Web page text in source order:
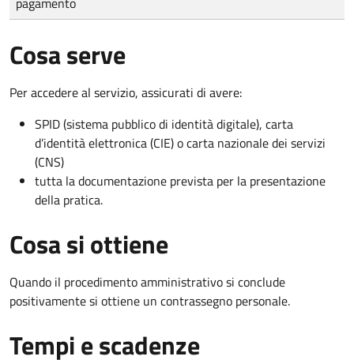
Cosa serve
Per accedere al servizio, assicurati di avere:
SPID (sistema pubblico di identità digitale), carta
d’identità elettronica (CIE) o carta nazionale dei servizi
(CNS)
tutta la documentazione prevista per la presentazione
della pratica.
Cosa si ottiene
Quando il procedimento amministrativo si conclude
positivamente si ottiene un contrassegno personale.
Tempi e scadenze